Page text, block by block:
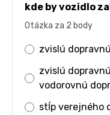
kde by vozidlo
Otázka za 2 body
zvislú
zvislú
vodorovnú
stĺp verejného